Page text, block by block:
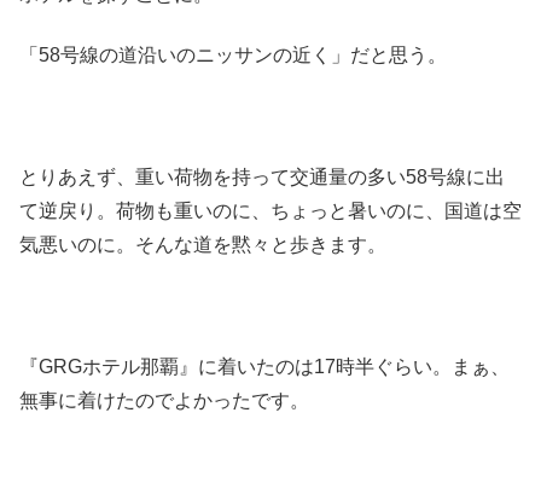
「58号線の道沿いのニッサンの近く」だと思う。
とりあえず、重い荷物を持って交通量の多い58号線に出
て逆戻り。荷物も重いのに、ちょっと暑いのに、国道は空
気悪いのに。そんな道を黙々と歩きます。
『GRGホテル那覇』に着いたのは17時半ぐらい。まぁ、
無事に着けたのでよかったです。